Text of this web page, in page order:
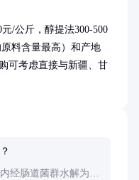
/公斤，醇提法300-500
料含量最高）和产地
可考虑直接与新疆、甘
经肠道菌群水解为甘